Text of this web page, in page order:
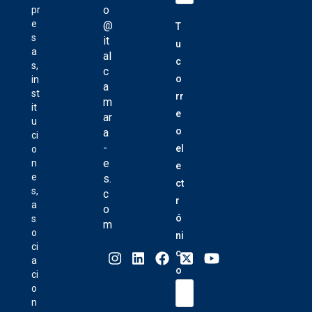
pr
e
s
a
s,
in
st
it
u
ci
o
n
e
s,
a
s
o
ci
a
ci
o
n
o
@
it
al
c
a
m
ar
a
-
e
s.
c
o
m
T
u
c
o
rr
e
o
el
e
ct
r
ó
ni
c
o